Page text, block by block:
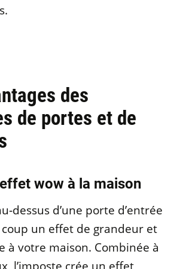
des
de portes et de
wow à la maison
d’une porte d’entrée
un effet de grandeur et
à votre maison. Combinée à